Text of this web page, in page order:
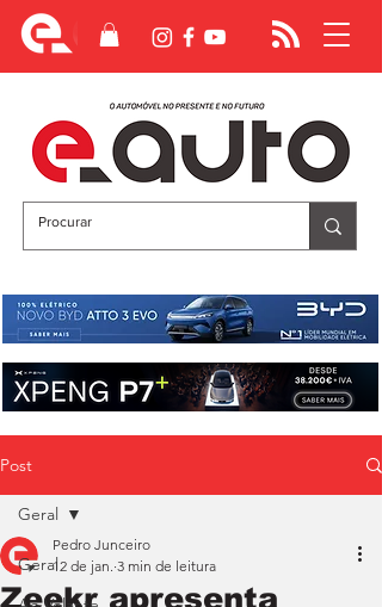
Post
Geral
Geral
Zeekr apresenta
Pedro Junceiro
12 de jan. 3 min de leitura